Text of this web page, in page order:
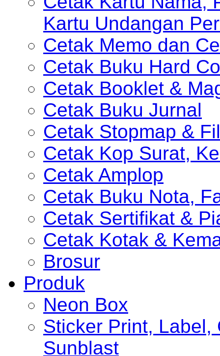
Kartu Undangan
Cetak Memo dan
Cetak Buku Hard
Cetak Booklet &
Cetak Buku Jurnal
Cetak Stopmap &
Cetak Kop Surat,
Cetak Amplop
Cetak Buku Nota,
Cetak Sertifikat &
Cetak Kotak &
Brosur
Produk
Neon Box
Sticker Print, Label,
Sunblast